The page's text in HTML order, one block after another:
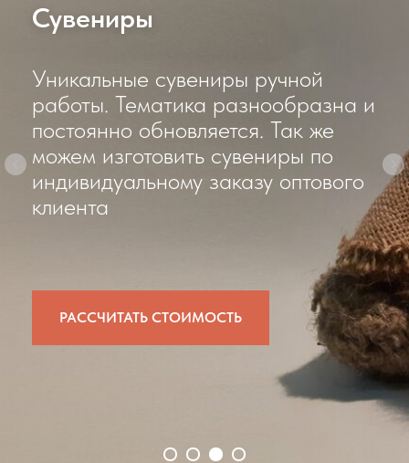
Сувениры
Уникальные сувениры ручной
работы. Тематика разнообразна и
постоянно обновляется. Так же
можем изготовить сувениры по
индивидуальному заказу оптового
клиента
РАССЧИТАТЬ СТОИМОСТЬ